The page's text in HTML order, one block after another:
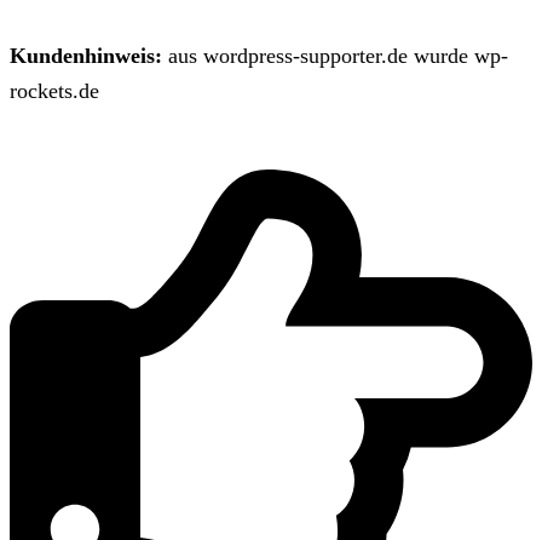
Kundenhinweis: aus wordpress-supporter.de wurde wp-
rockets.de